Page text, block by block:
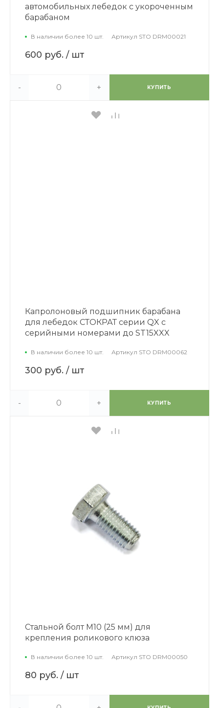
автомобильных лебедок с укороченным
барабаном
В наличии более 10 шт. Артикул STO DRM00021
600 руб. / шт
- + КУПИТЬ
Капролоновый подшипник барабана
для лебедок СТОКРАТ серии QX с
серийными номерами до ST15XXX
В наличии более 10 шт. Артикул STO DRM00062
300 руб. / шт
- + КУПИТЬ
Стальной болт М10 (25 мм) для
крепления роликового клюза
В наличии более 10 шт. Артикул STO DRM00050
80 руб. / шт